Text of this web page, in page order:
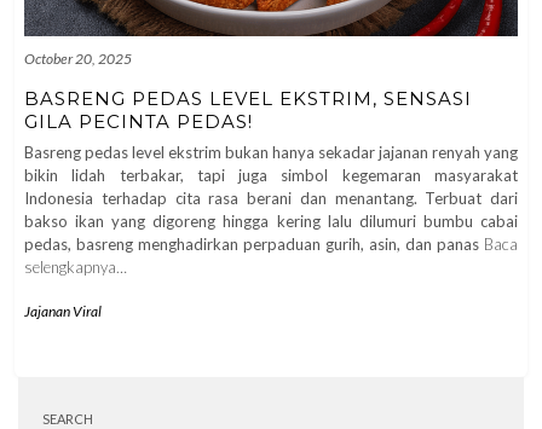
October 20, 2025
BASRENG PEDAS LEVEL EKSTRIM, SENSASI
GILA PECINTA PEDAS!
Basreng pedas level ekstrim bukan hanya sekadar jajanan renyah yang
bikin lidah terbakar, tapi juga simbol kegemaran masyarakat
Indonesia terhadap cita rasa berani dan menantang. Terbuat dari
bakso ikan yang digoreng hingga kering lalu dilumuri bumbu cabai
pedas, basreng menghadirkan perpaduan gurih, asin, dan panas Baca
selengkapnya…
Jajanan Viral
SEARCH